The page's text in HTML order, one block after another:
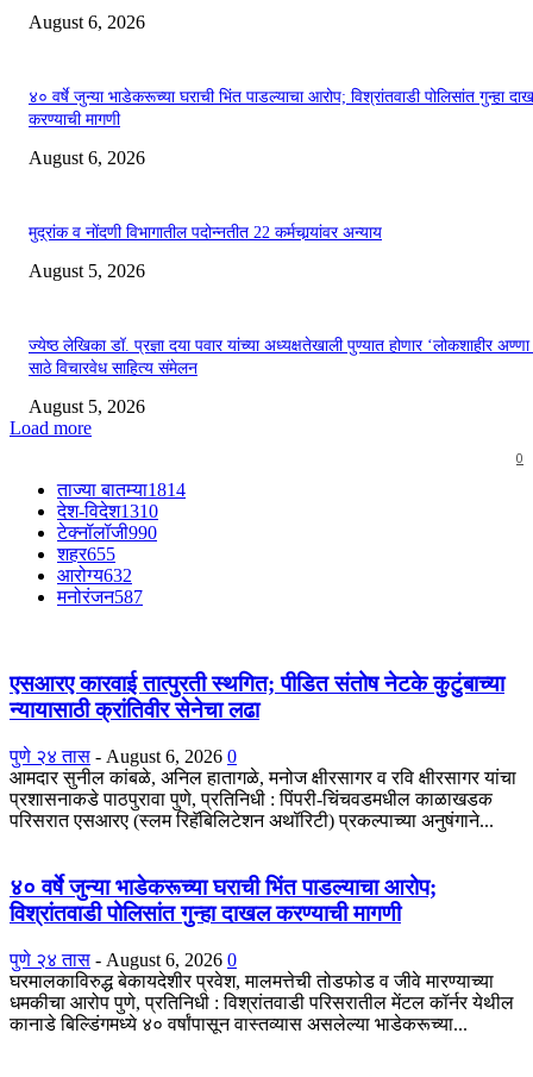
August 6, 2026
४० वर्षे जुन्या भाडेकरूच्या घराची भिंत पाडल्याचा आरोप; विश्रांतवाडी पोलिसांत गुन्हा
करण्याची मागणी
August 6, 2026
मुद्रांक व नोंदणी विभागातील पदोन्नतीत 22 कर्मचार्‍यांवर अन्याय
August 5, 2026
ज्येष्ठ लेखिका डॉ. प्रज्ञा दया पवार यांच्या अध्यक्षतेखाली पुण्यात होणार ‘लोकशाहीर
साठे विचारवेध साहित्य संमेलन
August 5, 2026
Load more
0
ताज्या बातम्या1814
देश-विदेश1310
टेक्नॉलॉजी990
शहर655
आरोग्य632
मनोरंजन587
एसआरए कारवाई तात्पुरती स्थगित; पीडित संतोष नेटके कुटुंबाच्या
न्यायासाठी क्रांतिवीर सेनेचा लढा
पुणे २४ तास - August 6, 2026 0
आमदार सुनील कांबळे, अनिल हातागळे, मनोज क्षीरसागर व रवि क्षीरसागर यांचा
प्रशासनाकडे पाठपुरावा पुणे, प्रतिनिधी : पिंपरी-चिंचवडमधील काळाखडक
परिसरात एसआरए (स्लम रिहॅबिलिटेशन अथॉरिटी) प्रकल्पाच्या अनुषंगाने...
४० वर्षे जुन्या भाडेकरूच्या घराची भिंत पाडल्याचा आरोप;
विश्रांतवाडी पोलिसांत गुन्हा दाखल करण्याची मागणी
पुणे २४ तास - August 6, 2026 0
घरमालकाविरुद्ध बेकायदेशीर प्रवेश, मालमत्तेची तोडफोड व जीवे मारण्याच्या
धमकीचा आरोप पुणे, प्रतिनिधी : विश्रांतवाडी परिसरातील मेंटल कॉर्नर येथील
कानाडे बिल्डिंगमध्ये ४० वर्षांपासून वास्तव्यास असलेल्या भाडेकरूच्या...